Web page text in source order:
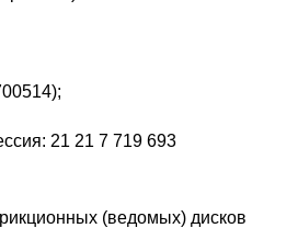
21 21 7 719 693
(ведомых) дисков